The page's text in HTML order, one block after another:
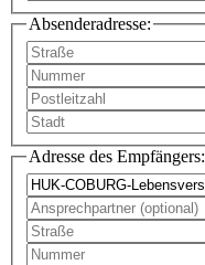
Absenderadresse:
Adresse des Empfängers: